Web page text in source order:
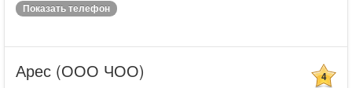
Показать телефон
Арес (ООО ЧОО) 4